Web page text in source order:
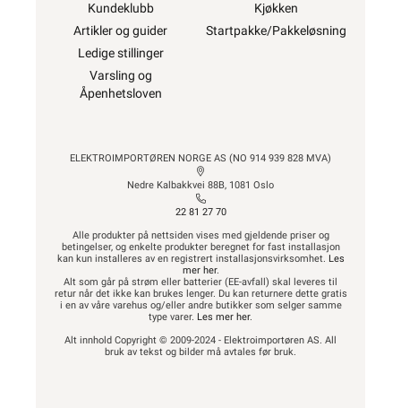
Kundeklubb
Artikler og guider
Ledige stillinger
Varsling og
Åpenhetsloven
Kjøkken
Startpakke/Pakkeløsning
ELEKTROIMPORTØREN NORGE AS (NO 914 939 828 MVA)
Nedre Kalbakkvei 88B, 1081 Oslo
22 81 27 70
Alle produkter på nettsiden vises med gjeldende priser og
betingelser, og enkelte produkter beregnet for fast installasjon
kan kun installeres av en registrert installasjonsvirksomhet. Les
mer her.
Alt som går på strøm eller batterier (EE-avfall) skal leveres til
retur når det ikke kan brukes lenger. Du kan returnere dette gratis
i en av våre varehus og/eller andre butikker som selger samme
type varer. Les mer her.
Alt innhold Copyright © 2009-2024 - Elektroimportøren AS. All
bruk av tekst og bilder må avtales før bruk.